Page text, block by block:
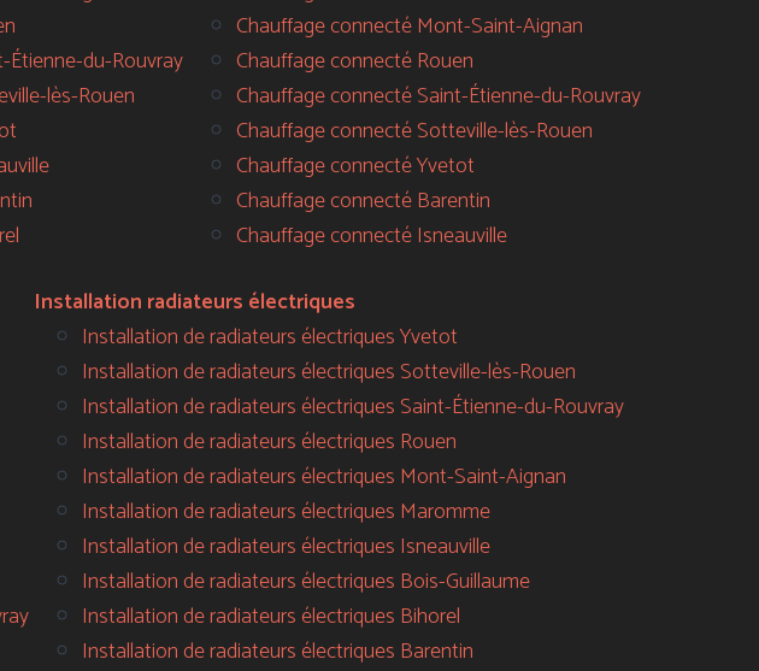
Étienne-du-Rouvray
lès-Rouen
Chauffage connecté Mont-Saint-Aignan
Chauffage connecté Rouen
Chauffage connecté Saint-Étienne-du-Rouvray
Chauffage connecté Sotteville-lès-Rouen
Chauffage connecté Yvetot
Chauffage connecté Barentin
Chauffage connecté Isneauville
Installation radiateurs électriques
Installation de radiateurs électriques Yvetot
Installation de radiateurs électriques Sotteville-lès-Rouen
Installation de radiateurs électriques Saint-Étienne-du-Rouvray
Installation de radiateurs électriques Rouen
Installation de radiateurs électriques Mont-Saint-Aignan
Installation de radiateurs électriques Maromme
Installation de radiateurs électriques Isneauville
Installation de radiateurs électriques Bois-Guillaume
Installation de radiateurs électriques Bihorel
Installation de radiateurs électriques Barentin